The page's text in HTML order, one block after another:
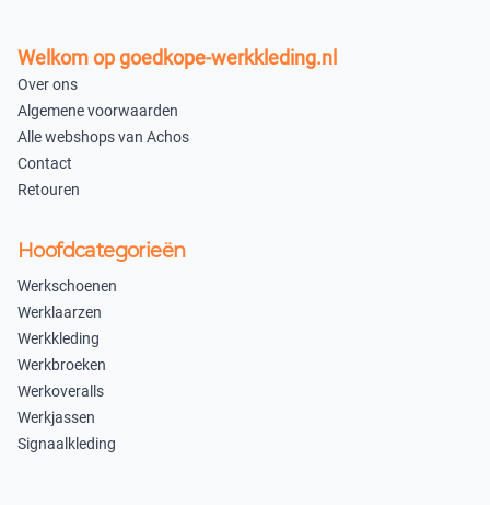
39
Pastelgroen
Welkom op goedkope-werkkleding.nl
Over ons
Algemene voorwaarden
Alle webshops van Achos
Contact
Retouren
Hoofdcategorieën
Werkschoenen
Werklaarzen
Werkkleding
Werkbroeken
Werkoveralls
Werkjassen
Signaalkleding